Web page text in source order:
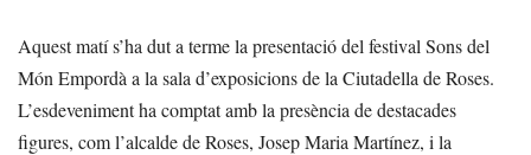
Aquest matí s’ha dut a terme la presentació del festival Sons del
Món Empordà a la sala d’exposicions de la Ciutadella de Roses.
L’esdeveniment ha comptat amb la presència de destacades
figures, com l’alcalde de Roses, Josep Maria Martínez, i la